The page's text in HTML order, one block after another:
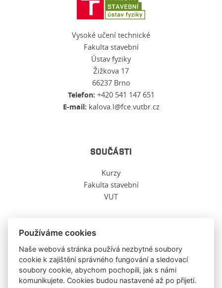
Vysoké učení technické
Fakulta stavební
Ústav fyziky
Žižkova 17
66237 Brno
Telefon: +420 541 147 651
E-mail: kalova.l@fce.vutbr.cz
SOUČÁSTI
Kurzy
Fakulta stavební
VUT
O TĚCHTO WWW
Ochrana osobních údajů
O těchto stránkách
Používáme cookies
Naše webová stránka používá nezbytné soubory
cookie k zajištění správného fungování a sledovací
soubory cookie, abychom pochopili, jak s námi
komunikujete. Cookies budou nastavené až po přijetí.